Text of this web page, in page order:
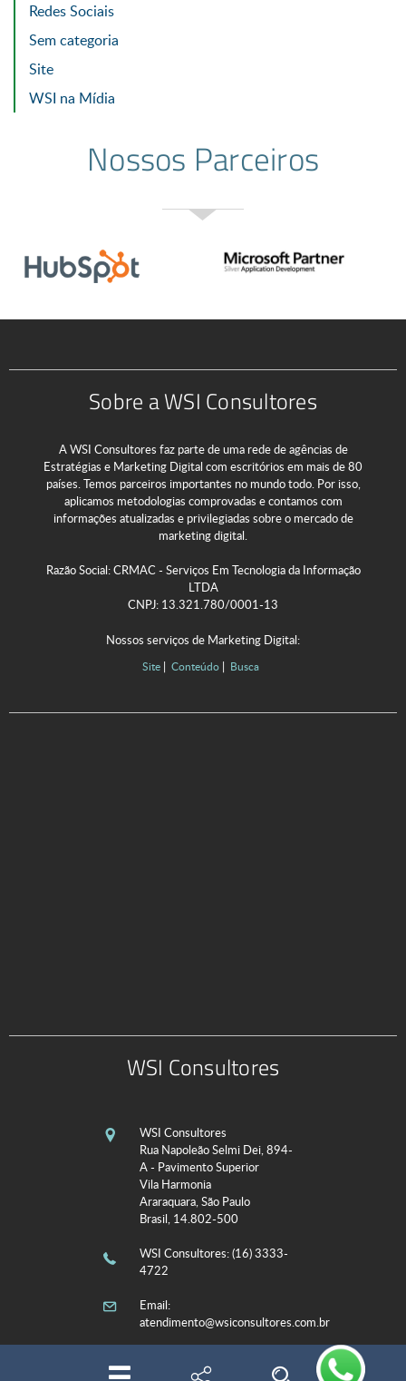
Redes Sociais
Sem categoria
Site
WSI na Mídia
Nossos Parceiros
Sobre a WSI Consultores
A WSI Consultores faz parte de uma rede de agências de
Estratégias e Marketing Digital com escritórios em mais de 80
países. Temos parceiros importantes no mundo todo. Por isso,
aplicamos metodologias comprovadas e contamos com
informações atualizadas e privilegiadas sobre o mercado de
marketing digital.
Razão Social: CRMAC - Serviços Em Tecnologia da Informação
LTDA
CNPJ: 13.321.780/0001-13
Nossos serviços de Marketing Digital:
Site Conteúdo Busca
WSI Consultores
WSI Consultores
Rua Napoleão Selmi Dei, 894-
A - Pavimento Superior
Vila Harmonia
Araraquara, São Paulo
Brasil, 14.802-500
WSI Consultores: (16) 3333-
4722
Email:
atendimento@wsiconsultores.com.br